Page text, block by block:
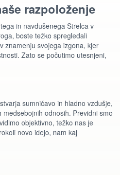
razpoloženje
in navdušenega Strelca v
boste težko spregledali
znamenju svojega izgona, kjer
Zato se počutimo utesnjeni,
sumničavo in hladno vzdušje,
odnosih. Previdni smo
objektivno, težko nas je
novo idejo, nam kaj